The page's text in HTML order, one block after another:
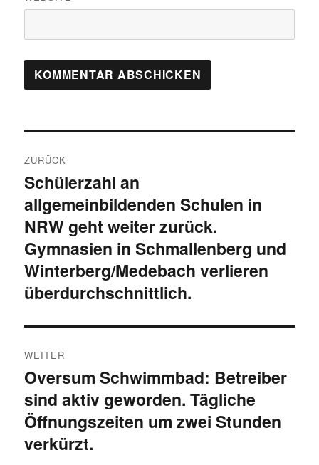
ZURÜCK
Vorheriger
Beitrag:
Schülerzahl an
allgemeinbildenden Schulen in
NRW geht weiter zurück.
Gymnasien in Schmallenberg und
Winterberg/Medebach verlieren
überdurchschnittlich.
WEITER
Nächster
Beitrag:
Oversum Schwimmbad: Betreiber
sind aktiv geworden. Tägliche
Öffnungszeiten um zwei Stunden
verkürzt.